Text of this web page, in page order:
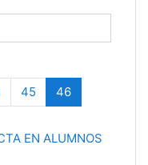
45 46(current)
EN ALUMNOS